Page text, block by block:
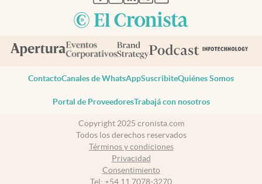
ContactoCanales de WhatsAppSuscribiteQuiénes Somos
Portal de ProveedoresTrabajá con nosotros
Copyright 2025 cronista.com
Todos los derechos reservados
Términos y condiciones
Privacidad
Consentimiento
Tel: +54 11 7078-3270